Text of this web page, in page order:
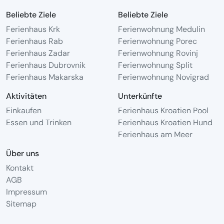
Beliebte Ziele
Ferienhaus Krk
Ferienhaus Rab
Ferienhaus Zadar
Ferienhaus Dubrovnik
Ferienhaus Makarska
Beliebte Ziele
Ferienwohnung Medulin
Ferienwohnung Porec
Ferienwohnung Rovinj
Ferienwohnung Split
Ferienwohnung Novigrad
Aktivitäten
Einkaufen
Essen und Trinken
Unterkünfte
Ferienhaus Kroatien Pool
Ferienhaus Kroatien Hund
Ferienhaus am Meer
Über uns
Kontakt
AGB
Impressum
Sitemap